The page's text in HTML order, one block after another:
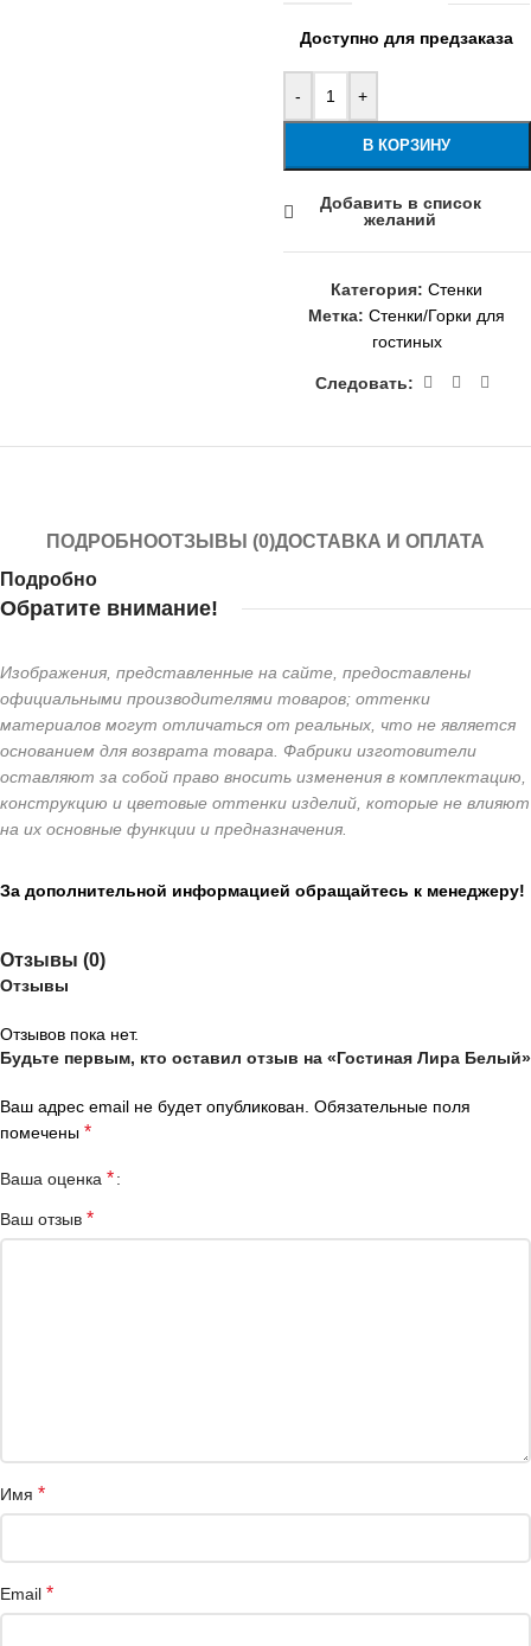
Доступно для предзаказа
- +
В КОРЗИНУ
Добавить в список
желаний
Категория: Стенки
Метка: Стенки/Горки для
гостиных
Следовать:
ПОДРОБНООТЗЫВЫ (0)ДОСТАВКА И ОПЛАТА
Подробно
Обратите внимание!
Изображения, представленные на сайте, предоставлены
официальными производителями товаров; оттенки
материалов могут отличаться от реальных, что не является
основанием для возврата товара. Фабрики изготовители
оставляют за собой право вносить изменения в комплектацию,
конструкцию и цветовые оттенки изделий, которые не влияют
на их основные функции и предназначения.
За дополнительной информацией обращайтесь к менеджеру!
Отзывы (0)
Отзывы
Отзывов пока нет.
Будьте первым, кто оставил отзыв на «Гостиная Лира Белый»
Ваш адрес email не будет опубликован. Обязательные поля
помечены *
Ваша оценка *
Ваш отзыв *
Имя *
Email *